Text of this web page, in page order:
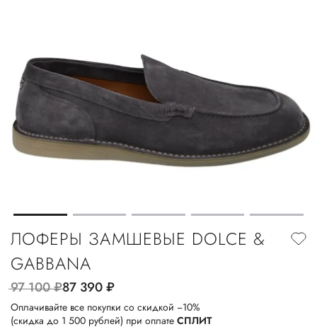
ЛОФЕРЫ ЗАМШЕВЫЕ DOLCE &
GABBANA
97 100руб.87 390руб.
Оплачивайте все покупки со скидкой −10%
(скидка до 1 500 рублей) при оплате СПЛИТ